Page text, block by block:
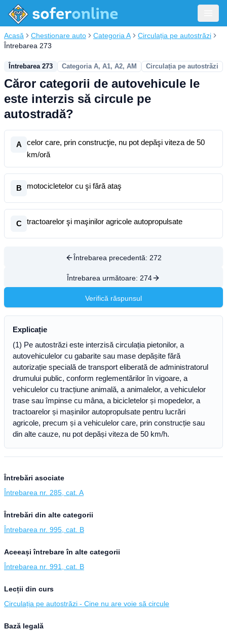
Acasă Chestionare auto Categoria A
Circulația pe autostrăzi
Întrebarea 273
Întrebarea 273 Categoria A, A1, A2, AM Circulația pe autostrăzi
Căror categorii de autovehicule le
este interzis să circule pe
autostradă?
A
celor care, prin construcţie, nu pot depăşi viteza de 50
km/oră
B motocicletelor cu şi fără ataş
C tractoarelor şi maşinilor agricole autopropulsate
Întrebarea precedentă: 272
Întrebarea următoare: 274
Verifică răspunsul
Explicație
(1) Pe autostrăzi este interzisă circulația pietonilor, a
autovehiculelor cu gabarite sau mase depășite fără
autorizație specială de transport eliberată de administratorul
drumului public, conform reglementărilor în vigoare, a
vehiculelor cu tracțiune animală, a animalelor, a vehiculelor
trase sau împinse cu mâna, a bicicletelor și mopedelor, a
tractoarelor și mașinilor autopropulsate pentru lucrări
agricole, precum și a vehiculelor care, prin construcție sau
din alte cauze, nu pot depăși viteza de 50 km/h.
Întrebări asociate
Întrebarea nr. 285, cat. A
Întrebări din alte categorii
Întrebarea nr. 995, cat. B
Aceeași întrebare în alte categorii
Întrebarea nr. 991, cat. B
Lecții din curs
Circulația pe autostrăzi - Cine nu are voie să circule
Bază legală